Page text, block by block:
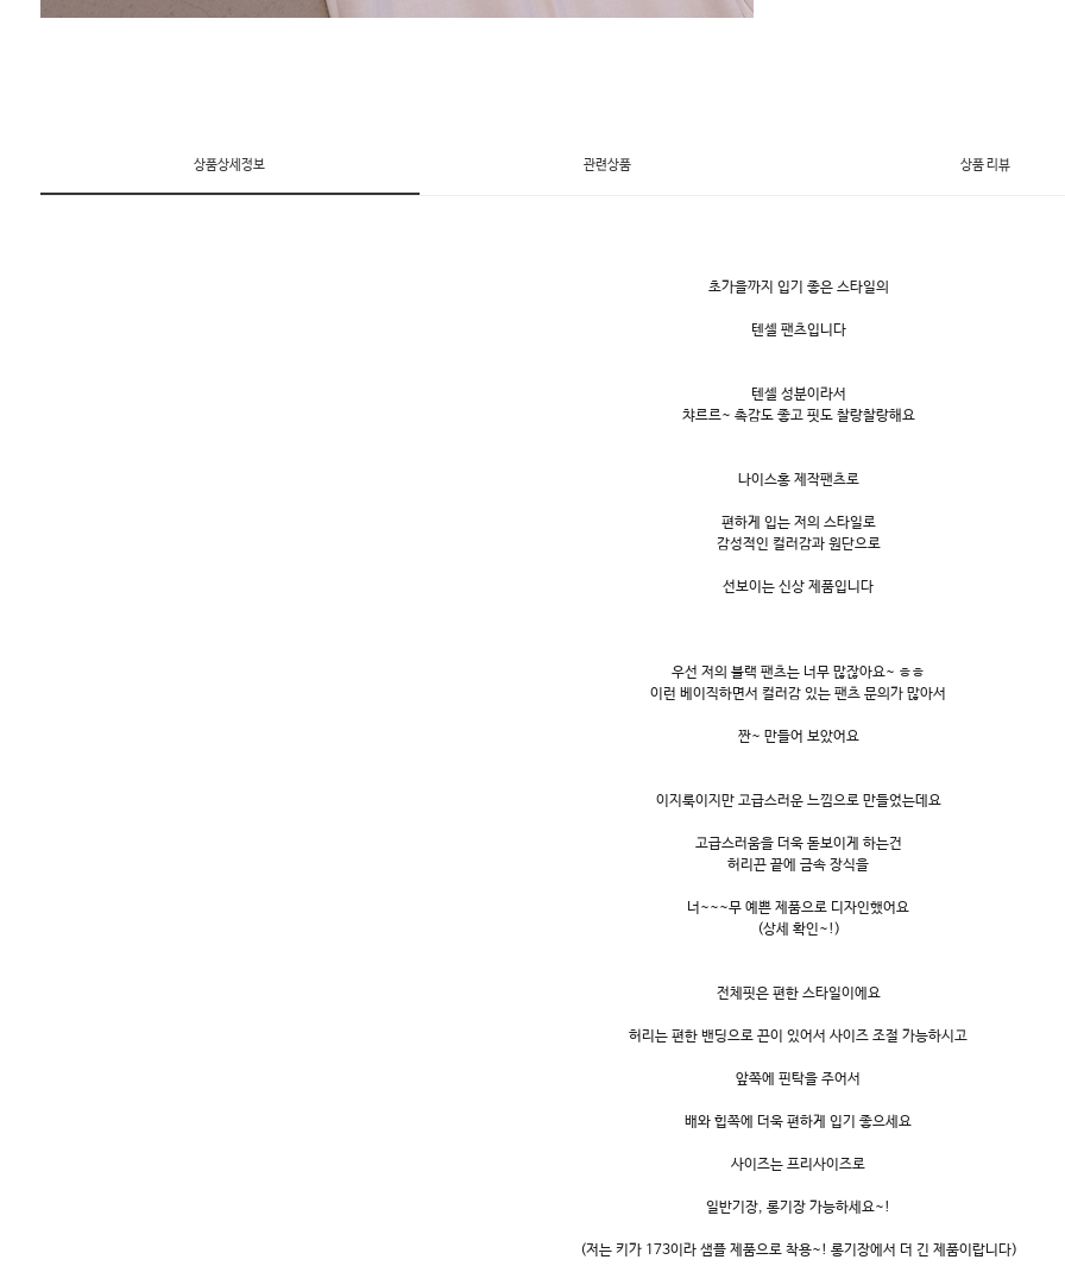
상품상세정보 관련상품 상품 리뷰
초가을까지 입기 좋은 스타일의
텐셀 팬츠입니다
텐셀 성분이라서
챠르르~ 촉감도 좋고 핏도 찰랑찰랑해요
나이스홍 제작팬츠로
편하게 입는 저의 스타일로
감성적인 컬러감과 원단으로
선보이는 신상 제품입니다
우선 저의 블랙 팬츠는 너무 많잖아요~ ㅎㅎ
이런 베이직하면서 컬러감 있는 팬츠 문의가 많아서
짠~ 만들어 보았어요
이지룩이지만 고급스러운 느낌으로 만들었는데요
고급스러움을 더욱 돋보이게 하는건
허리끈 끝에 금속 장식을
너~~~무 예쁜 제품으로 디자인했어요
(상세 확인~!)
전체핏은 편한 스타일이에요
허리는 편한 밴딩으로 끈이 있어서 사이즈 조절 가능하시고
앞쪽에 핀탁을 주어서
배와 힙쪽에 더욱 편하게 입기 좋으세요
사이즈는 프리사이즈로
일반기장, 롱기장 가능하세요~!
(저는 키가 173이라 샘플 제품으로 착용~! 롱기장에서 더 긴 제품이랍니다)